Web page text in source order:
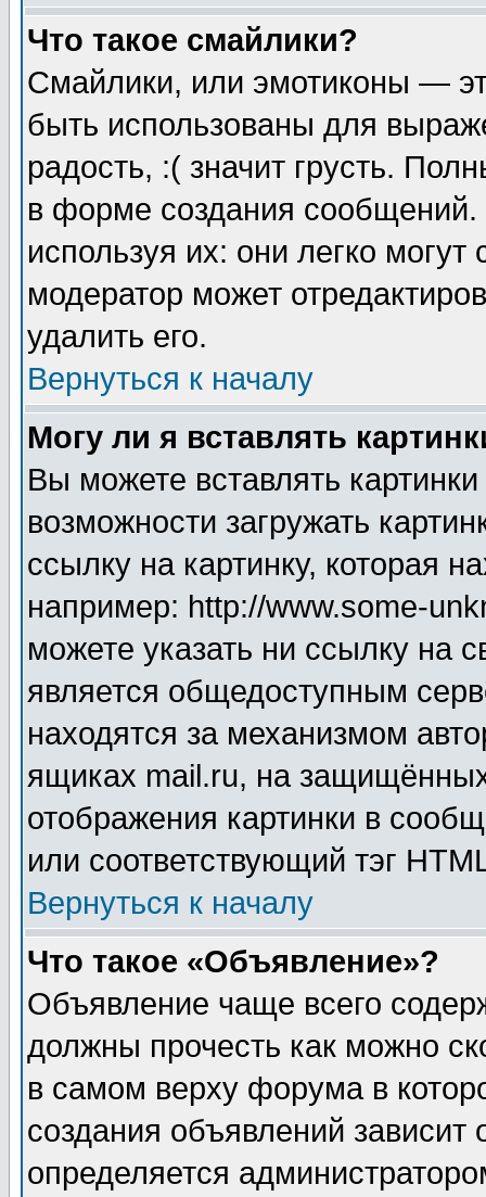
Что такое смайлики?
Смайлики, или эмотиконы —
быть использованы для
радость, :( значит грусть.
в форме создания сообщений.
используя их: они легко
модератор может
удалить его.
Вернуться к началу
Могу ли я вставлять
Вы можете вставлять
возможности загружать
ссылку на картинку, которая
например: http://www.some-
можете указать ни ссылку на
является общедоступным
находятся за механизмом
ящиках mail.ru, на
отображения картинки в
или соответствующий тэг
Вернуться к началу
Что такое «Объявление»?
Объявление чаще всего
должны прочесть как можно
в самом верху форума в
создания объявлений зависит
определяется